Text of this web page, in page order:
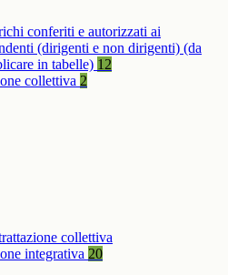
conferiti e autorizzati ai
(dirigenti e non dirigenti) (da
in tabelle) 12
collettiva 2
collettiva
integrativa 20